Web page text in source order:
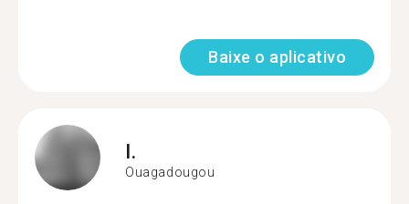
Baixe o aplicativo
I.
Ouagadougou